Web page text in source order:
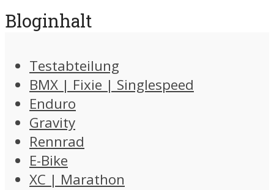
Bloginhalt
Testabteilung
BMX | Fixie | Singlespeed
Enduro
Gravity
Rennrad
E-Bike
XC | Marathon